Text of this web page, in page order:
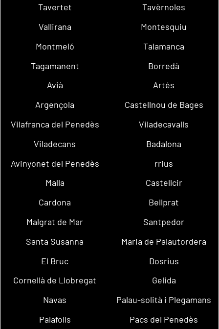
Tavertet
Tavèrnoles
Vallirana
Montesquiu
Montmeló
Talamanca
Tagamanent
Borredà
Avià
Artés
Argençola
Castellnou de Bages
Vilafranca del Penedès
Viladecavalls
Viladecans
Badalona
Avinyonet del Penedès
rrius
Malla
Castellcir
Cardona
Bellprat
Malgrat de Mar
Santpedor
Santa Susanna
Maria de Palautordera
El Bruc
Dosrius
Cornellà de Llobregat
Gelida
Navas
Palau-solità i Plegamans
Palafolls
Pacs del Penedès